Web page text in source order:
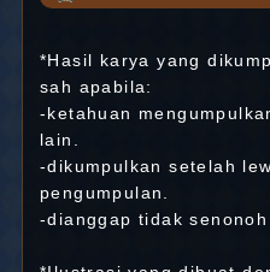
*Hasil karya yang
sah apabila:
-ketahuan
lain.
-dikumpulkan setelah
pengumpulan.
-dianggap tidak senonoh